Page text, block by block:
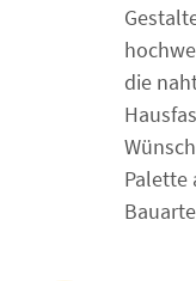
die
Palette